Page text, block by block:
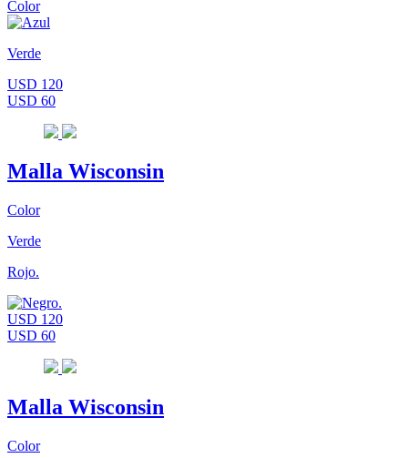
Color
Verde
USD 120
USD 60
Malla Wisconsin
Color
Verde
Rojo.
USD 120
USD 60
Malla Wisconsin
Color